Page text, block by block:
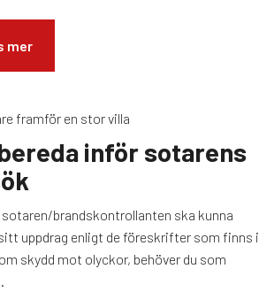
mer
inför sotarens
brandskontrollanten ska kunna
uppdrag enligt de föreskrifter som finns i
skydd mot olyckor, behöver du som